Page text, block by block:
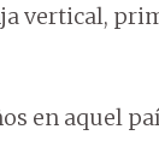
vertical,
en aquel